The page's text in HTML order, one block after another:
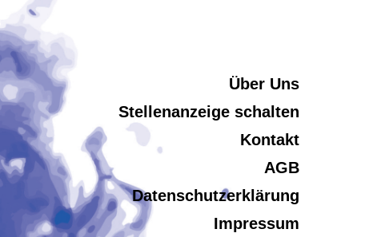
Über Uns
Stellenanzeige schalten
Kontakt
AGB
Datenschutzerklärung
Impressum